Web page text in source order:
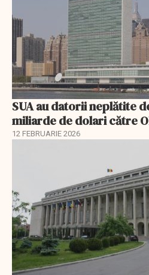
SUA au datorii neplătite
miliarde de dolari către
12 FEBRUARIE 2026